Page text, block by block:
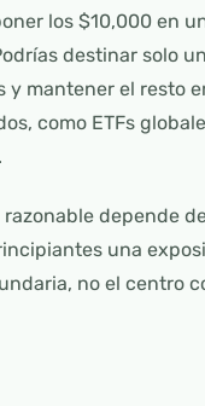
los $10,000 en
destinar solo
y mantener el resto
como ETFs
depende
una
no el centro